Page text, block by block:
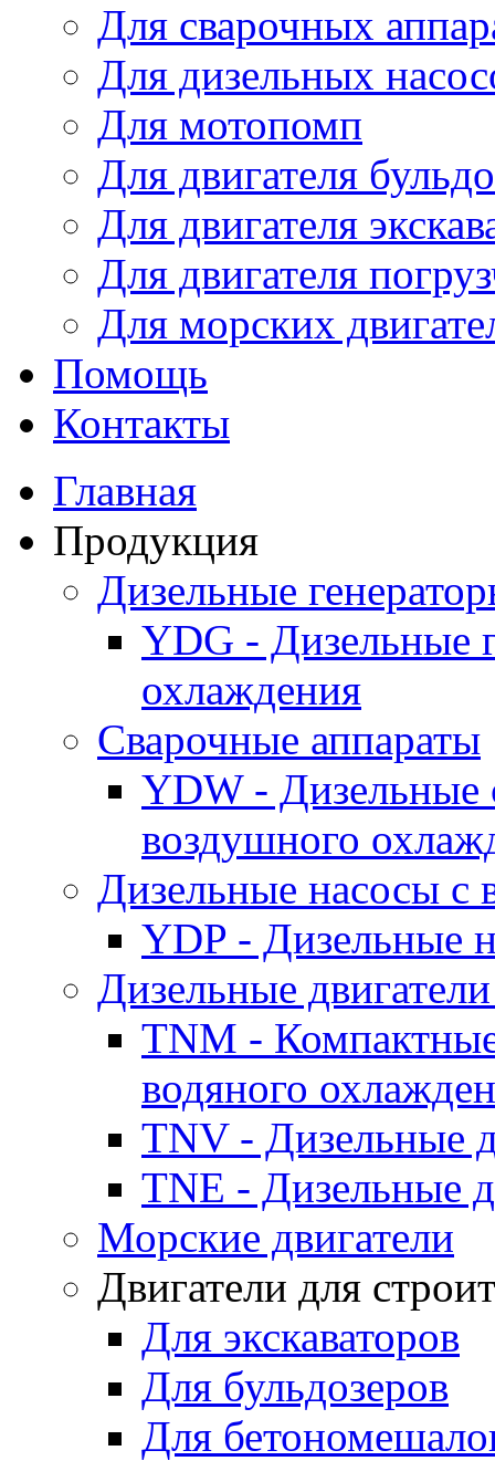
Для сварочных
Для дизельных
Для мотопомп
Для двигателя
Для двигателя
Для двигателя
Для морских
Помощь
Контакты
Главная
Продукция
Дизельные
YDG - Дизельные
охлаждения
Cварочные аппараты
YDW - Дизельные
воздушного
Дизельные насосы
YDP - Дизельные
Дизельные
TNM -
водяного
TNV - Дизельные
TNE - Дизельные
Морские двигатели
Двигатели для
Для экскаваторов
Для бульдозеров
Для